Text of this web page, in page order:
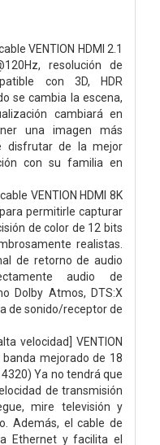
VENTION HDMI 2.1
resolución de
con 3D, HDR
se cambia la escena,
cambiará en
una imagen más
disfrutar de la mejor
con su familia en
VENTION HDMI 8K
permitirle capturar
de color de 12 bits
realistas.
de retorno de audio
audio de
Dolby Atmos, DTS:X
de sonido/receptor de
velocidad] VENTION
banda mejorado de 18
Ya no tendrá que
de transmisión
mire televisión y
Además, el cable de
Ethernet y facilita el